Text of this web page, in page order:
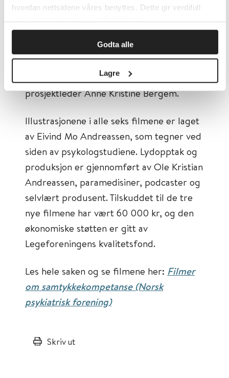
hvordan nettsidene våres benyttes. Dette gir verdifull
innsikt som gjør at vi kan forbedre oss.
Godta alle
Lagre
også manusene til de tre nye filmer laget
av en spesialist i allmennmedisin, Elisabeth
Stura, og en spesialist i psykiatri, denne
gangen Live Sanderud, i samarbeid med
prosjektleder Anne Kristine Bergem.
Illustrasjonene i alle seks filmene er laget
av Eivind Mo Andreassen, som tegner ved
siden av psykologstudiene. Lydopptak og
produksjon er gjennomført av Ole Kristian
Andreassen, paramedisiner, podcaster og
selvlært produsent. Tilskuddet til de tre
nye filmene har vært 60 000 kr, og den
økonomiske støtten er gitt av
Legeforeningens kvalitetsfond.
Les hele saken og se filmene her: Filmer
om samtykkekompetanse (Norsk
psykiatrisk forening)
Skriv ut